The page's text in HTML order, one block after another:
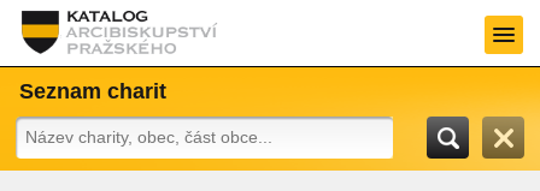
Seznam charit